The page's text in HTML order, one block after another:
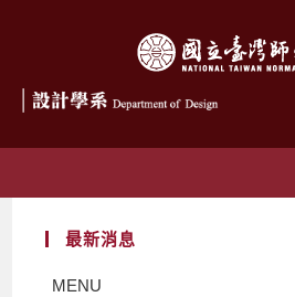
最新消息
MENU